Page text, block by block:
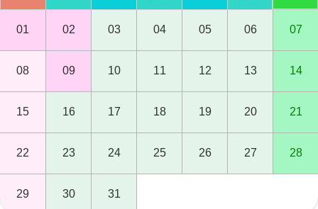
01 02 03 04 05 06 07
08 09 10 11 12 13 14
15 16 17 18 19 20 21
22 23 24 25 26 27 28
29 30 31